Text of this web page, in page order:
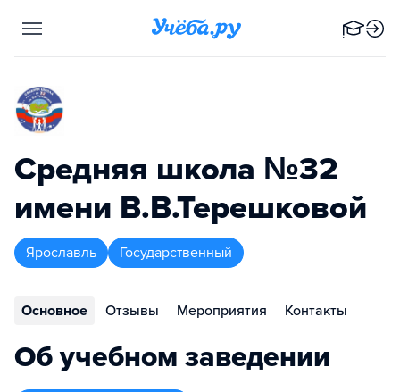
Средняя школа №32
имени В.В.Терешковой
Ярославль Государственный
Основное Отзывы Мероприятия Контакты
Об учебном заведении